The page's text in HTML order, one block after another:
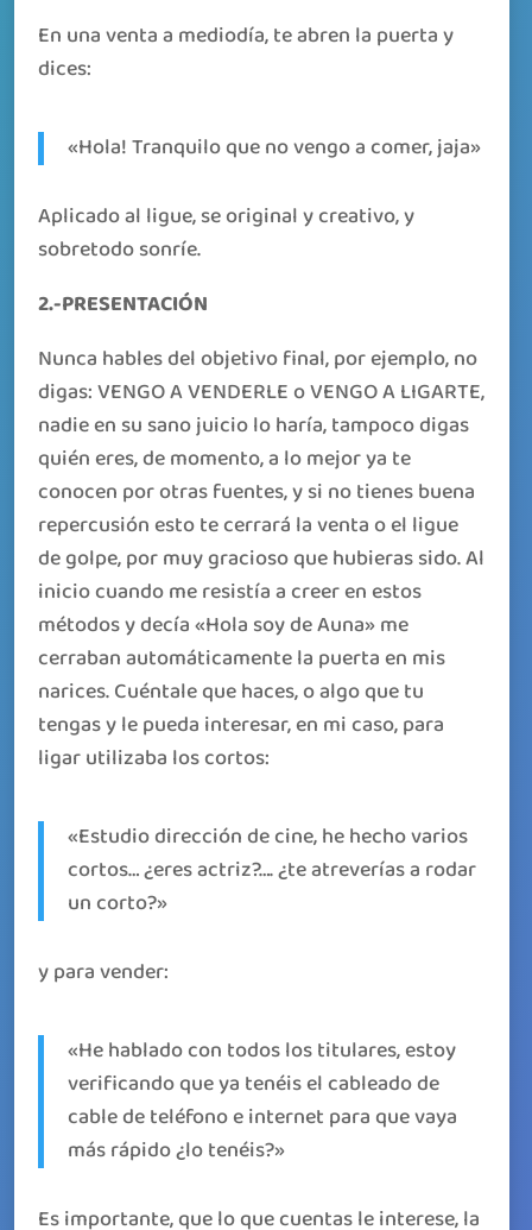
En una venta a mediodía, te abren la puerta y
dices:
«Hola! Tranquilo que no vengo a comer, jaja»
Aplicado al ligue, se original y creativo, y
sobretodo sonríe.
2.-PRESENTACIÓN
Nunca hables del objetivo final, por ejemplo, no
digas: VENGO A VENDERLE o VENGO A LIGARTE,
nadie en su sano juicio lo haría, tampoco digas
quién eres, de momento, a lo mejor ya te
conocen por otras fuentes, y si no tienes buena
repercusión esto te cerrará la venta o el ligue
de golpe, por muy gracioso que hubieras sido. Al
inicio cuando me resistía a creer en estos
métodos y decía «Hola soy de Auna» me
cerraban automáticamente la puerta en mis
narices. Cuéntale que haces, o algo que tu
tengas y le pueda interesar, en mi caso, para
ligar utilizaba los cortos:
«Estudio dirección de cine, he hecho varios
cortos… ¿eres actriz?…. ¿te atreverías a rodar
un corto?»
y para vender:
«He hablado con todos los titulares, estoy
verificando que ya tenéis el cableado de
cable de teléfono e internet para que vaya
más rápido ¿lo tenéis?»
Es importante, que lo que cuentas le interese, la